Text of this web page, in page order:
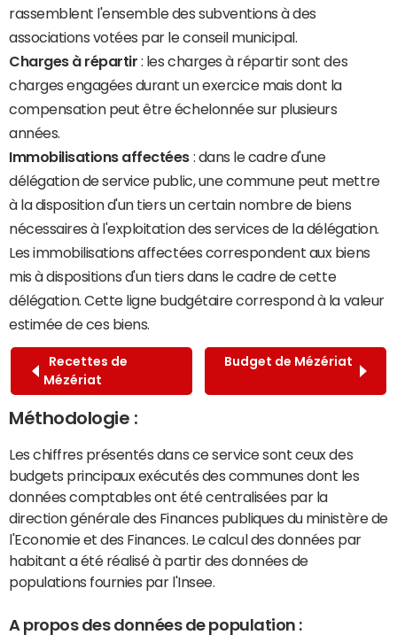
rassemblent l'ensemble des subventions à des
associations votées par le conseil municipal.
Charges à répartir : les charges à répartir sont des
charges engagées durant un exercice mais dont la
compensation peut être échelonnée sur plusieurs
années.
Immobilisations affectées : dans le cadre d'une
délégation de service public, une commune peut mettre
à la disposition d'un tiers un certain nombre de biens
nécessaires à l'exploitation des services de la délégation.
Les immobilisations affectées correspondent aux biens
mis à dispositions d'un tiers dans le cadre de cette
délégation. Cette ligne budgétaire correspond à la valeur
estimée de ces biens.
Recettes de
Mézériat
Budget de Mézériat
Méthodologie :
Les chiffres présentés dans ce service sont ceux des
budgets principaux exécutés des communes dont les
données comptables ont été centralisées par la
direction générale des Finances publiques du ministère de
l'Economie et des Finances. Le calcul des données par
habitant a été réalisé à partir des données de
populations fournies par l'Insee.
A propos des données de population :